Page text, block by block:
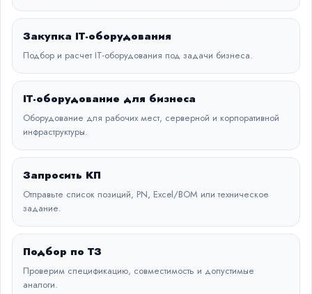
Закупка IT-оборудования
Подбор и расчет IT-оборудования под задачи бизнеса.
IT-оборудование для бизнеса
Оборудование для рабочих мест, серверной и корпоративной
инфраструктуры.
Запросить КП
Отправьте список позиций, PN, Excel/BOM или техническое
задание.
Подбор по ТЗ
Проверим спецификацию, совместимость и допустимые
аналоги.